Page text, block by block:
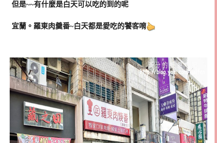
但是~~有什麼是白天可以吃的到的呢
宜蘭。羅東肉羹番~白天都是愛吃的饕客唷